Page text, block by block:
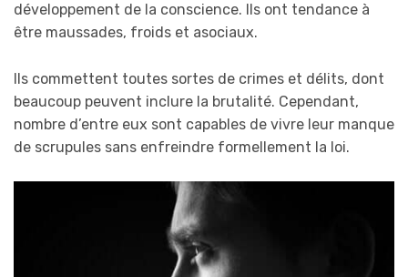
développement de la conscience. Ils ont tendance à
être maussades, froids et asociaux.
Ils commettent toutes sortes de crimes et délits, dont
beaucoup peuvent inclure la brutalité. Cependant,
nombre d’entre eux sont capables de vivre leur manque
de scrupules sans enfreindre formellement la loi.